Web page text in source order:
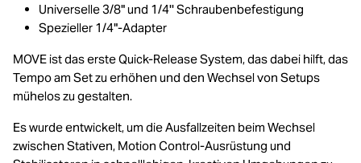
Universelle 3/8" und 1/4'' Schraubenbefestigung
Spezieller 1/4"-Adapter
MOVE ist das erste Quick-Release System, das dabei hilft, das
Tempo am Set zu erhöhen und den Wechsel von Setups
mühelos zu gestalten.
Es wurde entwickelt, um die Ausfallzeiten beim Wechsel
zwischen Stativen, Motion Control-Ausrüstung und